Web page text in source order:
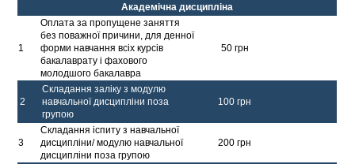
Академічна дисципліна
1
Оплата за пропущене заняття
без поважної причини, для денної
форми навчання всіх курсів
бакалаврату і фахового
молодшого бакалавра
50 грн
2
Складання заліку з модулю
навчальної дисципліни поза
групою
100 грн
3
Складання іспиту з навчальної
дисципліни/ модулю навчальної
дисципліни поза групою
200 грн